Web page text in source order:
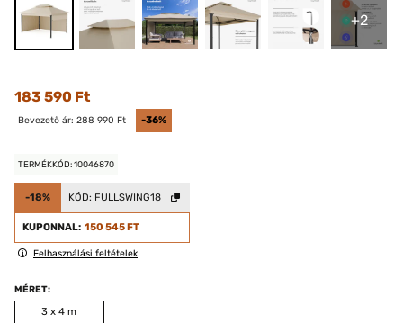
+2
183 590 Ft
Bevezető ár: 288 990 Ft -36%
TERMÉKKÓD: 10046870
-18% KÓD: FULLSWING18
KUPONNAL: 150 545 FT
Felhasználási feltételek
MÉRET:
3 x 4 m